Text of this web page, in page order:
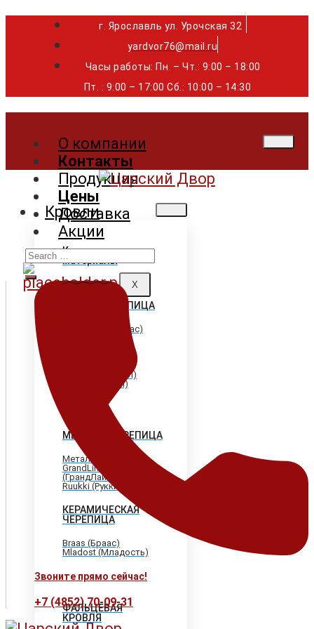
г. Ярославль ул. Урочская 32 ⁣⁣⁣⁣
yardvor76@mail.ru
Часы работы: Пн. – Чт.: 9:00 – 18:00
Пт. : 9:00 – 17:00 Сб.: 10:00 – 14:30
О компании
Контакты
Продукция
Цены
Доставка
Акции
X
Кровли
Кровельные
материалы
ГИБКАЯ ЧЕРЕПИЦА
Shinglas (Шинглас)
Katepal (Катепал)
Icopal (Икопал)
МЕТАЛЛОЧЕРЕПИЦА
МеталлПрофиль
GrandLine
(ГрандЛайн)
Ruukki (Рукки)
КЕРАМИЧЕСКАЯ
ЧЕРЕПИЦА
Braas (Браас)
Mladost (Младость)
ФАЛЬЦЕВАЯ
КРОВЛЯ
Search
for:
Звоните прямо сейчас!
+7 (4852) 70-09-31